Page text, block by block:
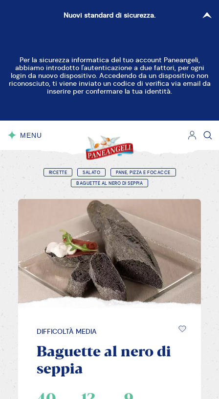
Nuovi standard di sicurezza.
Per la sicurezza informatica del tuo account Paneangeli,
abbiamo introdotto l'autenticazione a due fattori, per ogni
login da nuovo dispositivo. Accedendo da un dispositivo non
riconosciuto, ti viene inviato un codice di verifica via email da
inserire per confermare la tua identità.
MENU
RICETTE SALATO
PANE, PIZZA E FOCACCE
BAGUETTE AL NERO DI SEPPIA
DIFFICOLTÀ MEDIA
Baguette al nero di
seppia